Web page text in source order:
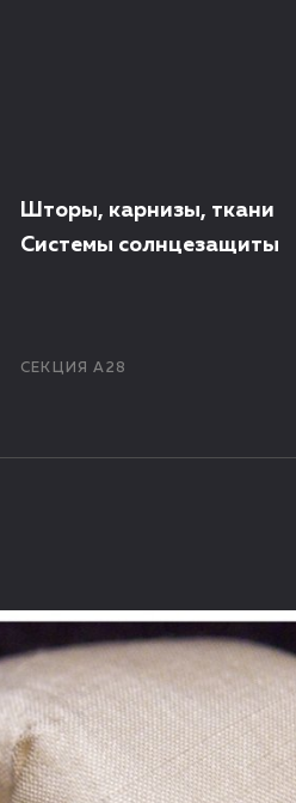
Шторы, карнизы, ткани
Системы солнцезащиты
СЕКЦИЯ А28